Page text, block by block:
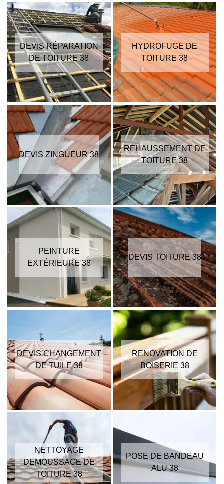
DEVIS RÉPARATION
DE TOITURE 38
HYDROFUGE DE
TOITURE 38
DEVIS ZINGUEUR 38
REHAUSSEMENT DE
TOITURE 38
PEINTURE
EXTÉRIEURE 38
DEVIS TOITURE 38
DEVIS CHANGEMENT
DE TUILE 38
RENOVATION DE
BOISERIE 38
NETTOYAGE
DEMOUSSAGE DE
TOITURE 38
POSE DE BANDEAU
ALU 38